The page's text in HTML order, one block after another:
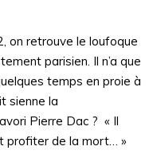
on retrouve le loufoque
parisien. Il n’a que
temps en proie à
sienne la
Pierre Dac ? « Il
profiter de la mort… »